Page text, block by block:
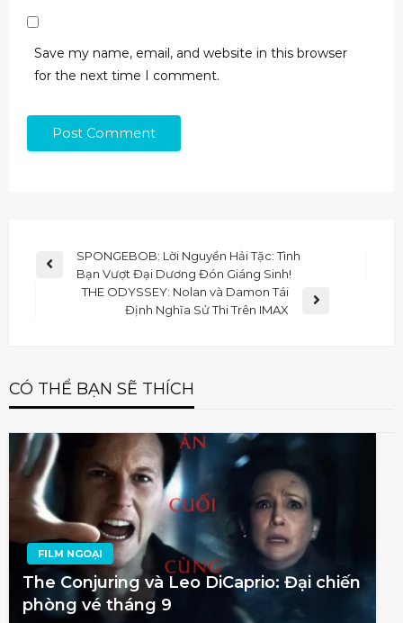
Save my name, email, and website in this browser
for the next time I comment.
SPONGEBOB: Lời Nguyền Hải Tặc: Tình
Bạn Vượt Đại Dương Đón Giáng Sinh!
THE ODYSSEY: Nolan và Damon Tái
Định Nghĩa Sử Thi Trên IMAX
CÓ THỂ BẠN SẼ THÍCH
FILM NGOẠI
The Conjuring và Leo DiCaprio: Đại chiến
phòng vé tháng 9